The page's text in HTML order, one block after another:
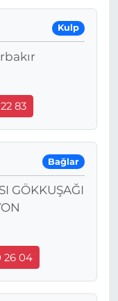
Kulp
83
Bağlar
GÖKKUŞAĞI
26 04